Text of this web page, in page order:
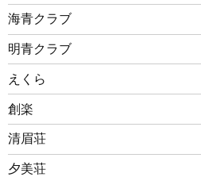
海青クラブ
明青クラブ
えくら
創楽
清眉荘
夕美荘